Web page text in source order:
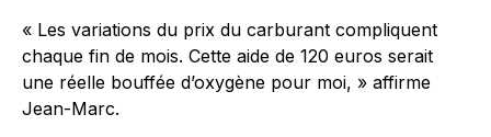
« Les variations du prix du carburant compliquent
chaque fin de mois. Cette aide de 120 euros serait
une réelle bouffée d’oxygène pour moi, » affirme
Jean-Marc.